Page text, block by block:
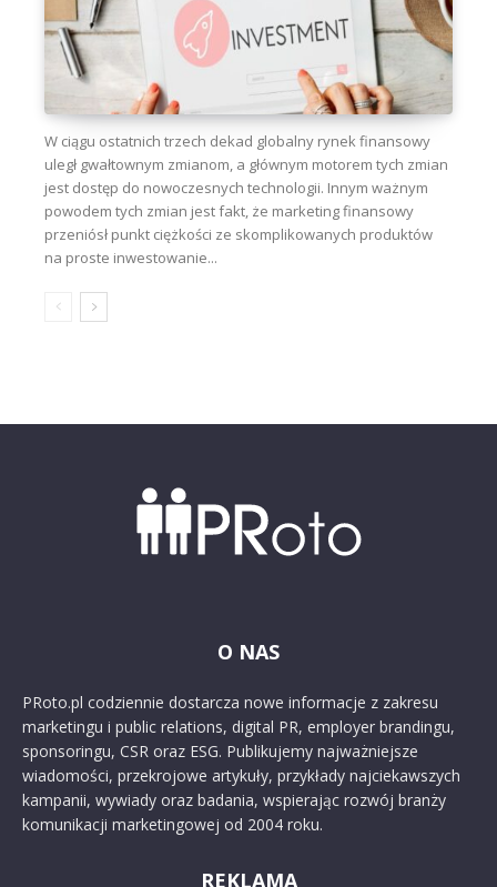
W ciągu ostatnich trzech dekad globalny rynek finansowy
uległ gwałtownym zmianom, a głównym motorem tych zmian
jest dostęp do nowoczesnych technologii. Innym ważnym
powodem tych zmian jest fakt, że marketing finansowy
przeniósł punkt ciężkości ze skomplikowanych produktów
na proste inwestowanie...
O NAS
PRoto.pl codziennie dostarcza nowe informacje z zakresu
marketingu i public relations, digital PR, employer brandingu,
sponsoringu, CSR oraz ESG. Publikujemy najważniejsze
wiadomości, przekrojowe artykuły, przykłady najciekawszych
kampanii, wywiady oraz badania, wspierając rozwój branży
komunikacji marketingowej od 2004 roku.
REKLAMA